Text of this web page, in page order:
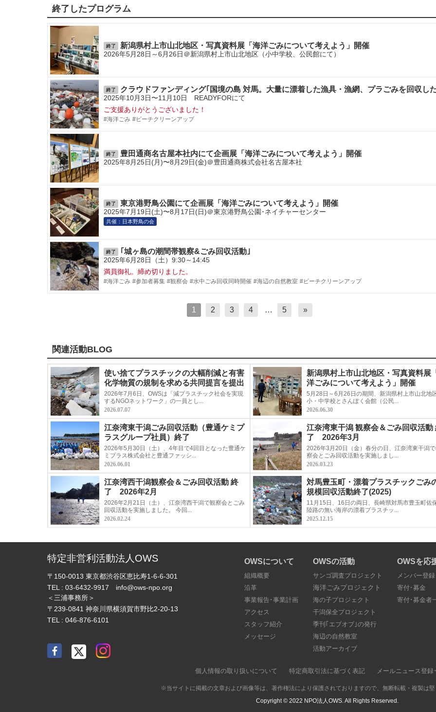
終了したプログラム
終了 新潟県村上市山北地区・写真資料展「海洋ごみについて考えよう」開催
2026年5月28日～6月26日＠新潟県村上市山北地区（小中学校、公民館にて）
終了 クラウドファンディング｢国境の島 対馬。大量に漂着した漁具・漁網、プラごみを回収し
2025年10月3日〜11月10日 READYFORにて
ご支援ありがとうございました！
#海洋ごみ #ビーチクリーンアップ
終了 豊田通商名古屋本社内にて企画展「海洋ごみについて考えよう」開催
2025年8月25日(月)〜8月29日(金)＠豊田通商株式会社名古屋本社
終了 東京港野鳥公園にて企画展「海洋ごみについて考えよう」開催
2025年7月19日(土)〜8月17日(日)＠東京港野鳥公園･ネイチャーセンター
共催：日本野鳥の会
終了 ｢城ヶ島の潮間帯観察&ごみ回収活動｣
2025年6月28日（土）9:30～14:45
満員御礼。締め切りました。
#海洋ごみ #参加者募集 #観察会 #水中ごみ回収同時開催 #海辺の自然教室 #ビーチクリーンアップ
1 2 3 4 … 5 »
関連活動BLOG
使い捨てプラスチックの大幅削減と有害
化学物質の規制を求める共同提言を提出
2026年7月6日、OWSは「減プラスチック社会を実現
するNGOネットワーク」の一員とし...
2026.07.07
新潟県村上市山北地区・写真資料展
洋ごみについて考えよう」開催
5月28日～6月26日の期間、新潟県村上市山北地
小・中学校とさんぽく会館（公民...
2026.06.30
江奈湾東干潟ごみ回収活動（豊通ケミプ
ラスグループ社員）終了
2026年5月30日（土）、4年目で4回目となった豊通ケ
ミプラス株式会社と豊通ファッシ...
2026.06.01
江奈湾東干潟 観察会＆ごみ回収活動
了 2026年3月
2026年3月20日（金）春分の日、江奈湾東干潟
察会とごみ回収活動を実施しまし...
2026.03.23
江奈湾西干潟観察会＆ごみ回収活動 終
了 2026年2月
2026年2月21日（土）、江奈湾西干潟で観察会とごみ
回収活動を実施しました。 今回...
2026.02.24
対馬豊玉町・漂着プラスチックごみ
規模回収活動終了(2025)
11月15日、16日の両日、長崎県対馬市豊玉町佐
陸路の無い海岸の漂着プラスチッ...
2025.12.15
特定非営利活動法人OWS
〒150-0013 東京都渋谷区恵比寿1-6-6-301
TEL : 03-6432-9917
info@ows-npo.org
＜三浦事務所＞
〒239-0841 神奈川県横須賀市野比2-20-13
TEL : 046-876-6101
OWSについて
組織概要
沿革
事業報告･事業計画
アクセス
スタッフ紹介
メッセージ
OWSの活動
サンゴ調査プロジェクト
海洋ごみプロジェクト
海の子プロジェクト
干潟保全プロジェクト
季刊｢エブオブ｣の発行
海辺の自然教室
活動アーカイブ
OWSを応
メンバー登録
寄付･募金
寄付･募金者
個人情報の取り扱いについて 特定商取引法に基づく表記 メールニュース登録
※当サイトに掲載の文章および画像等は、著作権法により保護されておりますので、無断転載・複製は
Copyright © 2022 NPO法人OWS.All Rights Reserved.